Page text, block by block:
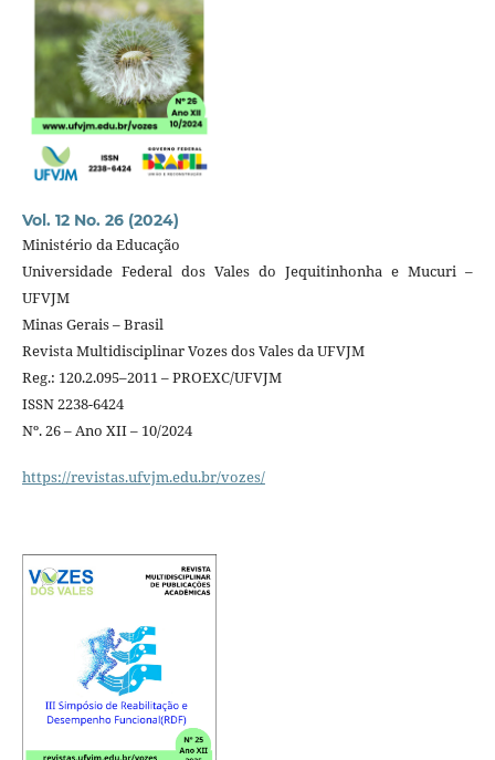
Vol. 12 No. 26 (2024)
Ministério da Educação
Universidade Federal dos Vales do Jequitinhonha e Mucuri –
UFVJM
Minas Gerais – Brasil
Revista Multidisciplinar Vozes dos Vales da UFVJM
Reg.: 120.2.095–2011 – PROEXC/UFVJM
ISSN 2238-6424
Nº. 26 – Ano XII – 10/2024
https://revistas.ufvjm.edu.br/vozes/